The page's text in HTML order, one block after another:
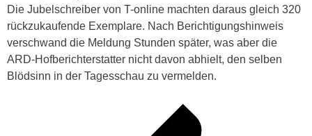
Die Jubelschreiber von T-online machten daraus gleich 320
rückzukaufende Exemplare. Nach Berichtigungshinweis
verschwand die Meldung Stunden später, was aber die
ARD-Hofberichterstatter nicht davon abhielt, den selben
Blödsinn in der Tagesschau zu vermelden.